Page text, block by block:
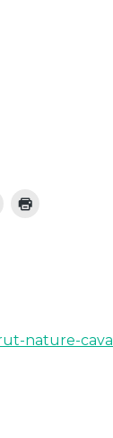
nature-cava